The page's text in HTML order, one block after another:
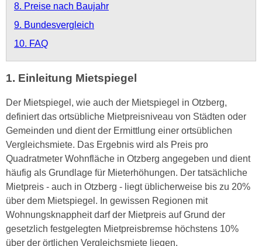
8. Preise nach Baujahr
9. Bundesvergleich
10. FAQ
1. Einleitung Mietspiegel
Der Mietspiegel, wie auch der Mietspiegel in Otzberg,
definiert das ortsübliche Mietpreisniveau von Städten oder
Gemeinden und dient der Ermittlung einer ortsüblichen
Vergleichsmiete. Das Ergebnis wird als Preis pro
Quadratmeter Wohnfläche in Otzberg angegeben und dient
häufig als Grundlage für Mieterhöhungen. Der tatsächliche
Mietpreis - auch in Otzberg - liegt üblicherweise bis zu 20%
über dem Mietspiegel. In gewissen Regionen mit
Wohnungsknappheit darf der Mietpreis auf Grund der
gesetzlich festgelegten Mietpreisbremse höchstens 10%
über der örtlichen Vergleichsmiete liegen.